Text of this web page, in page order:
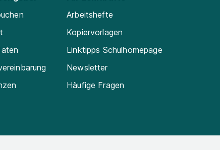
Arbeitshefte
Kopiervorlagen
Linktipps Schulhomepage
Newsletter
Häufige Fragen